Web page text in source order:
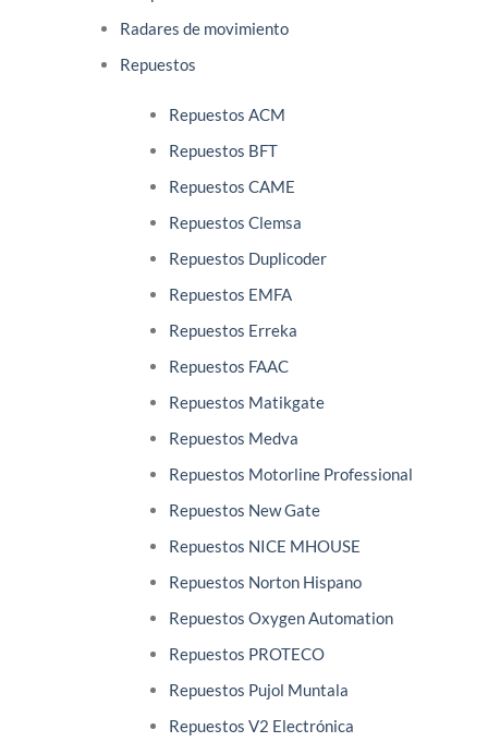
Radares de movimiento
Repuestos
Repuestos ACM
Repuestos BFT
Repuestos CAME
Repuestos Clemsa
Repuestos Duplicoder
Repuestos EMFA
Repuestos Erreka
Repuestos FAAC
Repuestos Matikgate
Repuestos Medva
Repuestos Motorline Professional
Repuestos New Gate
Repuestos NICE MHOUSE
Repuestos Norton Hispano
Repuestos Oxygen Automation
Repuestos PROTECO
Repuestos Pujol Muntala
Repuestos V2 Electrónica